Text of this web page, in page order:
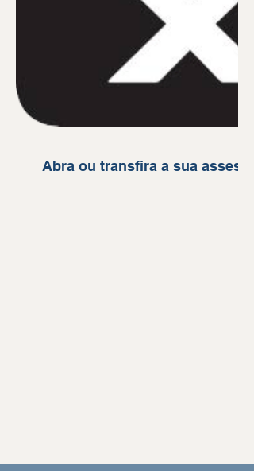
Abra ou transfira a sua